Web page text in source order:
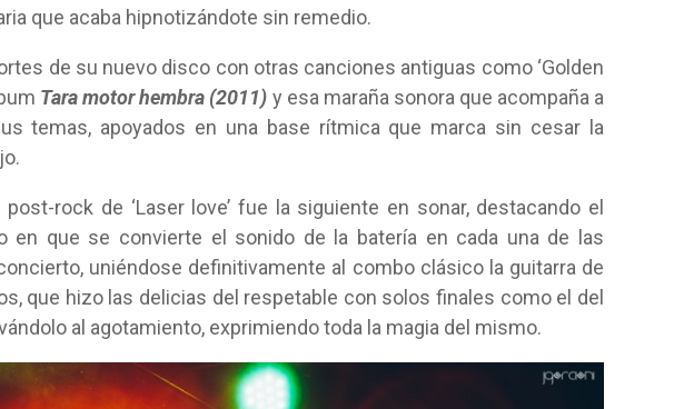
que acaba hipnotizándote sin remedio.
de su nuevo disco con otras canciones antiguas como ‘Golden
Tara motor hembra (2011) y esa maraña sonora que acompaña a
temas, apoyados en una base rítmica que marca sin cesar la
post-rock de ‘Laser love’ fue la siguiente en sonar, destacando el
en que se convierte el sonido de la batería en cada una de las
uniéndose definitivamente al combo clásico la guitarra de
que hizo las delicias del respetable con solos finales como el del
al agotamiento, exprimiendo toda la magia del mismo.